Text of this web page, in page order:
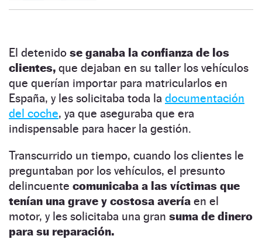
El detenido se ganaba la confianza de los
clientes, que dejaban en su taller los vehículos
que querían importar para matricularlos en
España, y les solicitaba toda la documentación
del coche, ya que aseguraba que era
indispensable para hacer la gestión.
Transcurrido un tiempo, cuando los clientes le
preguntaban por los vehículos, el presunto
delincuente comunicaba a las víctimas que
tenían una grave y costosa avería en el
motor, y les solicitaba una gran suma de dinero
para su reparación.